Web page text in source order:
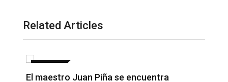
Related Articles
El maestro Juan Piña se encuentra